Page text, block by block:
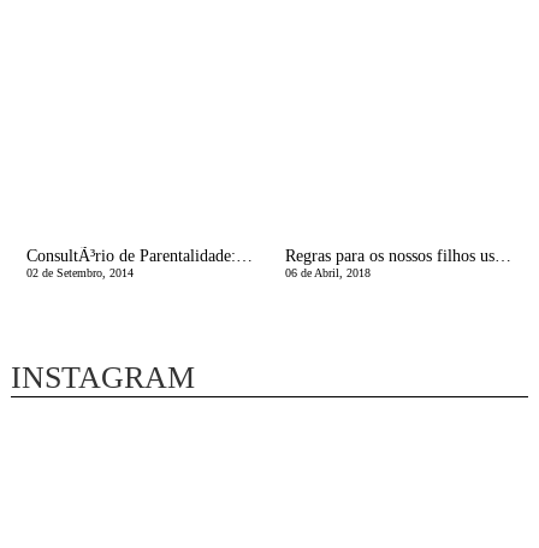
ConsultÃ³rio de Parentalidade: MudanÃ§a de Escola
02 de Setembro, 2014
Regras para os nossos filhos usarem smartphones
06 de Abril, 2018
INSTAGRAM